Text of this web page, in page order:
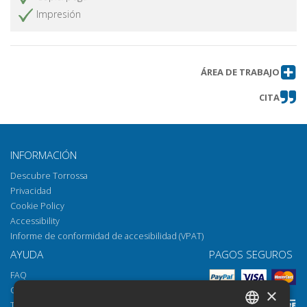
Impresión
ÁREA DE TRABAJO
CITA
INFORMACIÓN
Descubre Torrossa
Privacidad
Cookie Policy
Accessibility
Informe de conformidad de accesibilidad (VPAT)
AYUDA
FAQ
Cómo abrir los archivos
PAGOS SEGUROS
×